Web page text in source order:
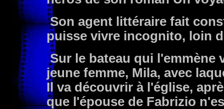
Son agent littéraire fait
puisse vivre incognito, loin
Sur le bateau qui l'emmène
jeune femme, Mila, avec
Il va découvrir à l'église,
que l'épouse de Fabrizio